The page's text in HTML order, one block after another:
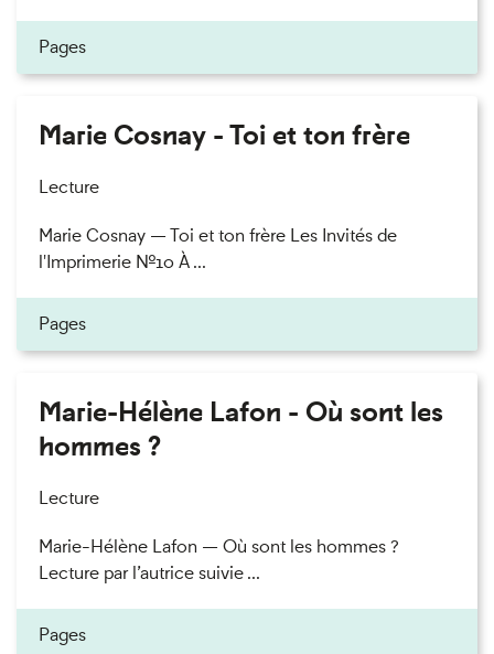
Pages
Marie Cosnay - Toi et ton frère
Lecture
Marie Cosnay — Toi et ton frère Les Invités de
l'Imprimerie n°10 À ...
Pages
Marie-Hélène Lafon - Où sont les
hommes ?
Lecture
Marie-Hélène Lafon — Où sont les hommes ?
Lecture par l’autrice suivie ...
Pages